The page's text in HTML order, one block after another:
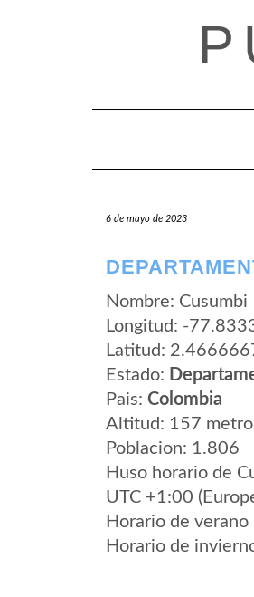
6 de mayo de 2023
Nombre: Cusumbi
Longitud: -
Latitud:
Estado:
Pais: Colombia
Altitud: 157
Poblacion: 1.806
Huso horario de
UTC +1:00
Horario de
Horario de